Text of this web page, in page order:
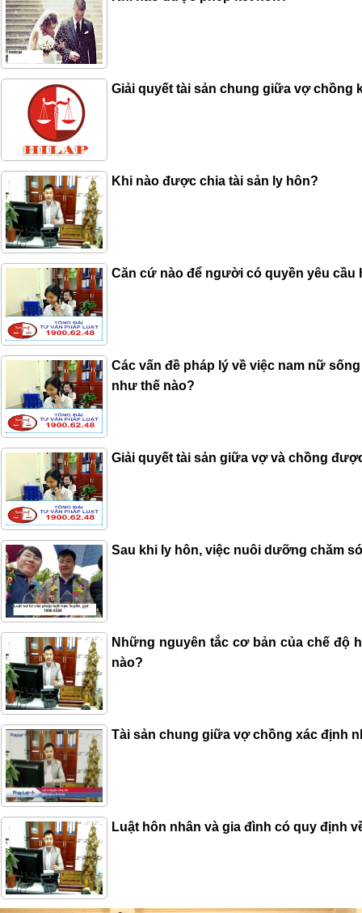
Giải quyết tài sản chung giữa vợ chồng
Khi nào được chia tài sản ly hôn?
Căn cứ nào để người có quyền yêu cầu
Các vấn đề pháp lý về việc nam nữ
như thế nào?
Giải quyết tài sản giữa vợ và chồng
Sau khi ly hôn, việc nuôi dưỡng chăm
Những nguyên tắc cơ bản của chế
nào?
Tài sản chung giữa vợ chồng xác định
Luật hôn nhân và gia đình có quy định